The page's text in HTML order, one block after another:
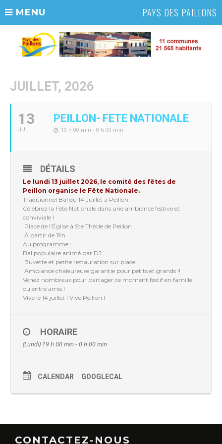
MENU PAYS DES PAILLONS
JUILLET, 2026
13
JUL
PEILLON- FETE NATIONALE
19 h 00 min - 0 h 00 min
DÉTAILS
Le lundi 13 juillet 2026, le comité des fêtes de
Peillon organise le Fête Nationale.
Traditionnel Bal du 14 Juillet à Peillon
Célébrez la Fête Nationale dans une ambiance festive et
conviviale !
Place de l’Église à Ste Thècle de Peillon
À partir de 19h
Au programme :
Bal populaire animé par DJ
Buvette et petite restauration sur place
Ambiance chaleureuse garantie pour petits et grands !!
Venez nombreux pour partager ce moment festif en famille
ou entre amis !
Vive le 14 juillet ! Vive Peillon !
HORAIRE
(Lundi) 19 h 00 min - 0 h 00 min
CALENDAR GOOGLECAL
CONTACTEZ-NOUS